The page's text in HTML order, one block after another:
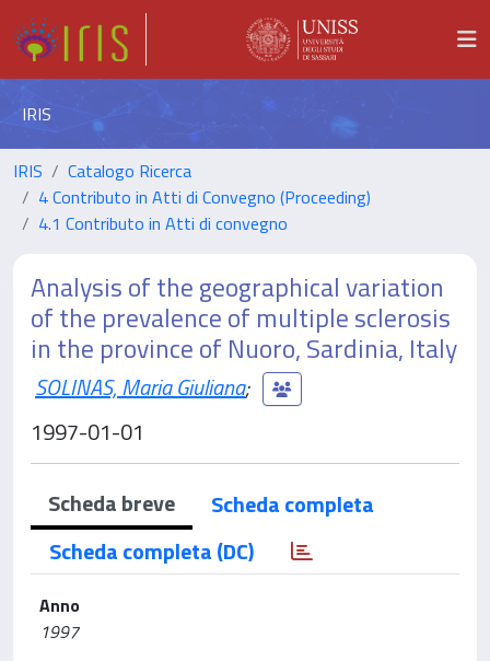
IRIS
IRIS
Catalogo Ricerca
4 Contributo in Atti di Convegno (Proceeding)
4.1 Contributo in Atti di convegno
Analysis of the geographical variation
of the prevalence of multiple sclerosis
in the province of Nuoro, Sardinia, Italy
SOLINAS, Maria Giuliana;
1997-01-01
Scheda breve
Scheda completa
Scheda completa (DC)
Anno
1997